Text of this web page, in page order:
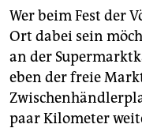
Wer beim Fest der
Ort dabei sein
an der
eben der freie
paar Kilometer